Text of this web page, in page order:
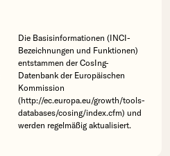
Die Basisinformationen (INCI-
Bezeichnungen und Funktionen)
entstammen der CosIng-
Datenbank der Europäischen
Kommission
(http://ec.europa.eu/growth/tools-
databases/cosing/index.cfm) und
werden regelmäßig aktualisiert.